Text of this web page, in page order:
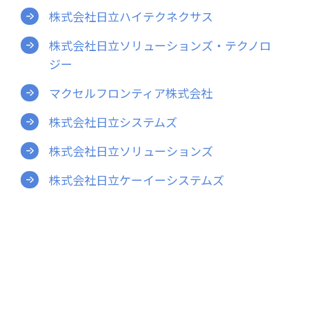
お知らせ
プライバシーポリシー
03-6850-9900
株式会社日立ハイテクネクサス
株式会社日立ソリューションズ・テクノロ
ジー
マクセルフロンティア株式会社
株式会社日立システムズ
株式会社日立ソリューションズ
株式会社日立ケーイーシステムズ